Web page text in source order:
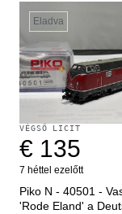
Eladva
VÉGSŐ LICIT
€ 135
7 héttel ezelőtt
Piko N - 40501 -
'Rode Eland' a